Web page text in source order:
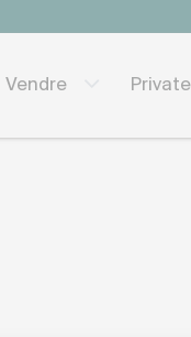
Vendre